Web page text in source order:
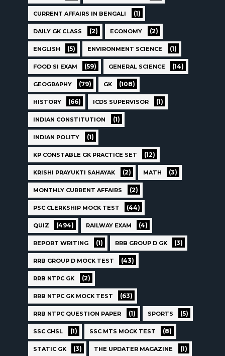
CURRENT AFFAIRS IN BENGALI (1)
DAILY GK CLASS (2) ECONOMY (2)
ENGLISH (5) ENVIRONMENT SCIENCE (1)
FOOD SI EXAM (59) GENERAL SCIENCE (14)
GEOGRAPHY (79) GK (108)
HISTORY (66) ICDS SUPERVISOR (1)
INDIAN CONSTITUTION (1)
INDIAN POLITY (1)
KP CONSTABLE GK PRACTICE SET (12)
KRISHI PRAYUKTI SAHAYAK (2) MATH (3)
MONTHLY CURRENT AFFAIRS (2)
PSC CLERKSHIP MOCK TEST (44)
QUIZ (494) RAILWAY EXAM (4)
REPORT WRITING (1) RRB GROUP D GK (3)
RRB GROUP D MOCK TEST (43)
RRB NTPC GK (2)
RRB NTPC GK MOCK TEST (63)
RRB NTPC QUESTION PAPER (1) SPORTS (5)
SSC CHSL (1) SSC MTS MOCK TEST (8)
STATIC GK (3) THE UPDATER MAGAZINE (1)